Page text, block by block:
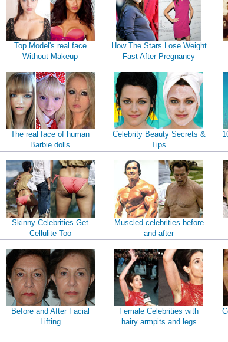
Top Model's real face
Without Makeup
How The Stars Lose Weight
Fast After Pregnancy
The real face of human
Barbie dolls
Celebrity Beauty Secrets &
Tips
Skinny Celebrities Get
Cellulite Too
Muscled celebrities before
and after
Before and After Facial
Lifting
Female Celebrities with
hairy armpits and legs